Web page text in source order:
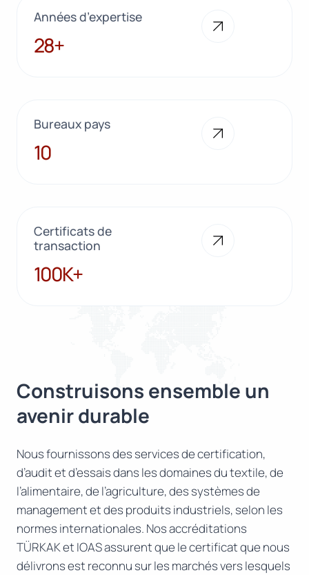
Années d’expertise
28+
28+
Bureaux pays
10
10
Certificats de
transaction
100K+
100K+
Construisons ensemble un
avenir durable
Nous fournissons des services de certification,
d’audit et d’essais dans les domaines du textile, de
l’alimentaire, de l’agriculture, des systèmes de
management et des produits industriels, selon les
normes internationales. Nos accréditations
TÜRKAK et IOAS assurent que le certificat que nous
délivrons est reconnu sur les marchés vers lesquels